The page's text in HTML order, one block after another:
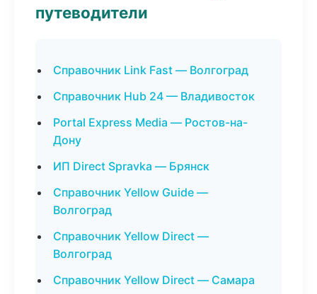
путеводители
Справочник Link Fast — Волгоград
Справочник Hub 24 — Владивосток
Portal Express Media — Ростов-на-
Дону
ИП Direct Spravka — Брянск
Справочник Yellow Guide —
Волгоград
Справочник Yellow Direct —
Волгоград
Справочник Yellow Direct — Самара